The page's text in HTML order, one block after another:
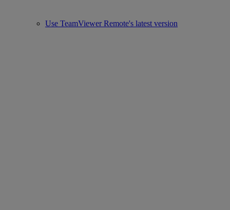
Use TeamViewer Remote's latest version